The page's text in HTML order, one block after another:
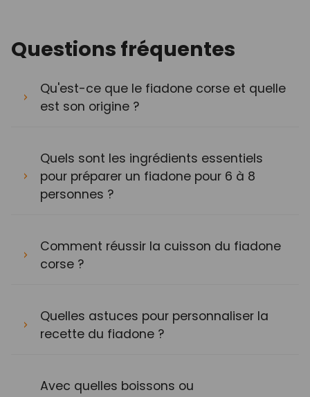
Questions fréquentes
Qu'est-ce que le fiadone corse et quelle
est son origine ?
Quels sont les ingrédients essentiels
pour préparer un fiadone pour 6 à 8
personnes ?
Comment réussir la cuisson du fiadone
corse ?
Quelles astuces pour personnaliser la
recette du fiadone ?
Avec quelles boissons ou